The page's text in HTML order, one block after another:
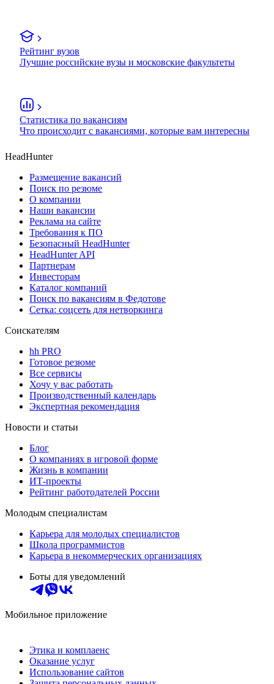
Рейтинг вузов
Лучшие российские вузы и московские факультеты
Статистика по вакансиям
Что происходит с вакансиями, которые вам интересны
HeadHunter
Размещение вакансий
Поиск по резюме
О компании
Наши вакансии
Реклама на сайте
Требования к ПО
Безопасный HeadHunter
HeadHunter API
Партнерам
Инвесторам
Каталог компаний
Поиск по вакансиям в Федотове
Сетка: соцсеть для нетворкинга
Соискателям
hh PRO
Готовое резюме
Все сервисы
Хочу у вас работать
Производственный календарь
Экспертная рекомендация
Новости и статьи
Блог
О компаниях в игровой форме
Жизнь в компании
ИТ-проекты
Рейтинг работодателей России
Молодым специалистам
Карьера для молодых специалистов
Школа программистов
Карьера в некоммерческих организациях
Боты для уведомлений
Мобильное приложение
Этика и комплаенс
Оказание услуг
Использование сайтов